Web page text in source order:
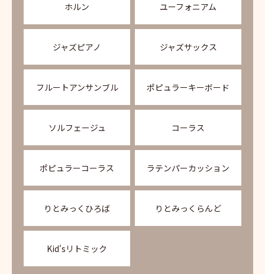
ホルン ユーフォニアム
ジャズピアノ ジャズサックス
フルートアンサンブル ポピュラーキーボード
ソルフェージュ コーラス
ポピュラーコーラス ラテンパーカッション
りとみっくひろば りとみっくらんど
Kid'sリトミック